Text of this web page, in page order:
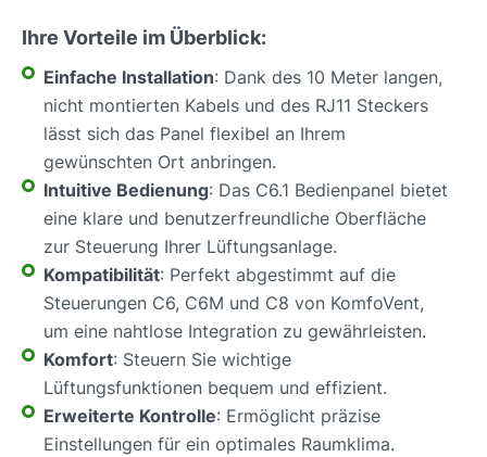
Ihre Vorteile im Überblick:
Einfache Installation: Dank des 10 Meter langen,
nicht montierten Kabels und des RJ11 Steckers
lässt sich das Panel flexibel an Ihrem
gewünschten Ort anbringen.
Intuitive Bedienung: Das C6.1 Bedienpanel bietet
eine klare und benutzerfreundliche Oberfläche
zur Steuerung Ihrer Lüftungsanlage.
Kompatibilität: Perfekt abgestimmt auf die
Steuerungen C6, C6M und C8 von KomfoVent,
um eine nahtlose Integration zu gewährleisten.
Komfort: Steuern Sie wichtige
Lüftungsfunktionen bequem und effizient.
Erweiterte Kontrolle: Ermöglicht präzise
Einstellungen für ein optimales Raumklima.